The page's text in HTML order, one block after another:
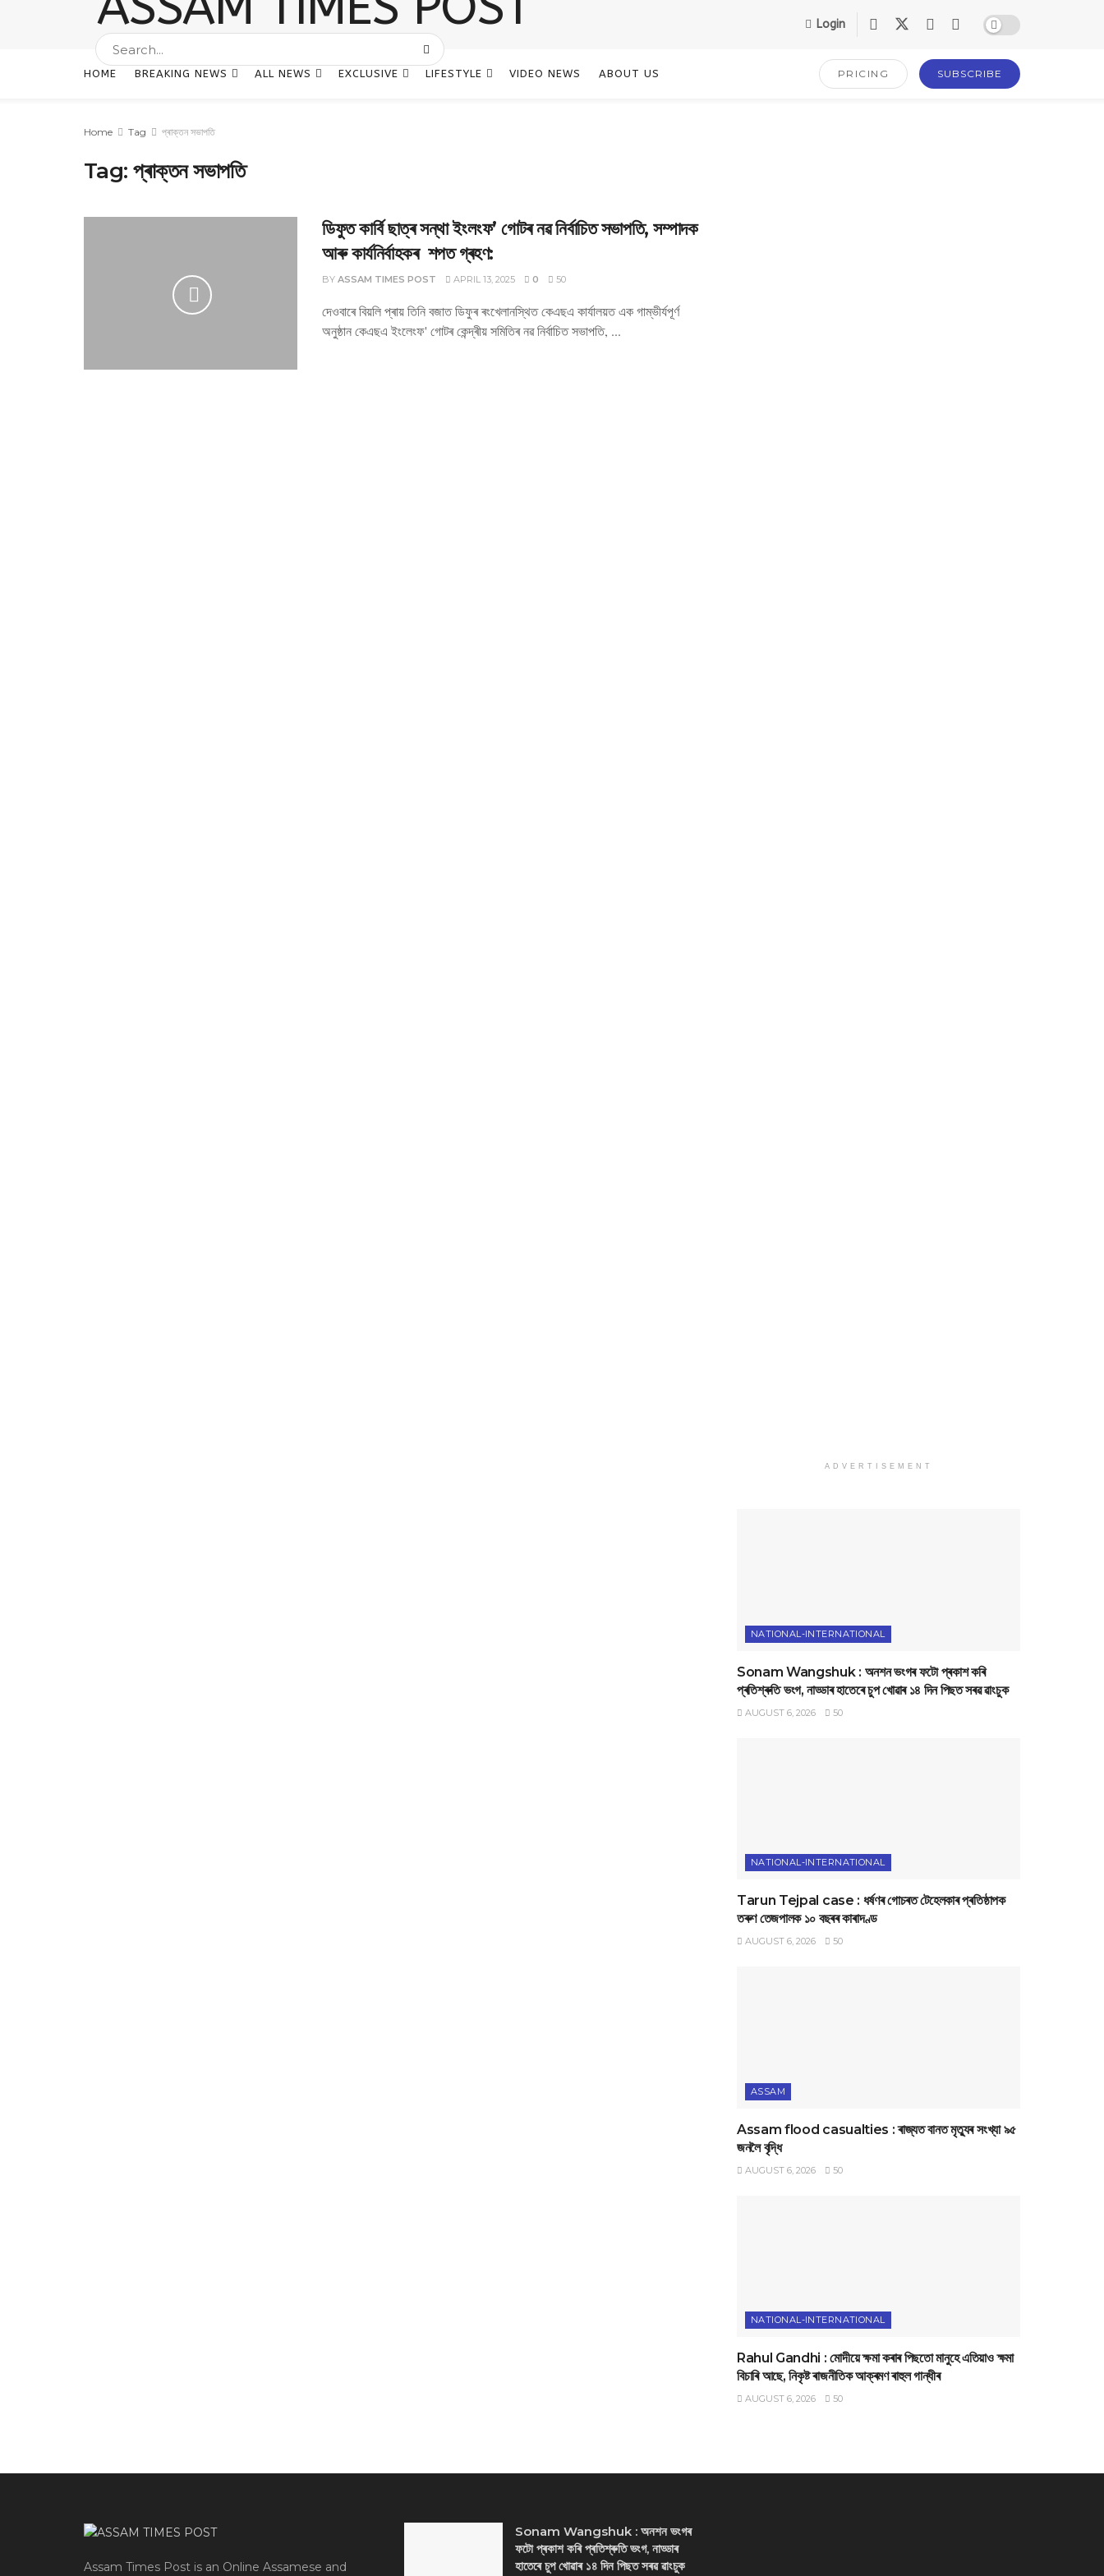
Login
HOME BREAKING NEWS ALL NEWS EXCLUSIVE LIFESTYLE VIDEO NEWS ABOUT US PRICING SUBSCRIBE
Home Tag প্ৰাক্তন সভাপতি
Tag:প্ৰাক্তন সভাপতি
ডিফুত কাৰ্বি ছাত্ৰ সন্থা ইংলংফ’ গোটৰ নৱ নিৰ্বাচিত সভাপতি, সম্পাদক
আৰু কাৰ্যনিৰ্বাহকৰ শপত গ্ৰহণ:
BY ASSAM TIMES POST APRIL 13, 2025 0 50
দেওবাৰে বিয়লি প্ৰায় তিনি বজাত ডিফুৰ ৰংখেলানস্থিত কেএছএ কাৰ্যালয়ত এক গাম্ভীৰ্যপূৰ্ণ
অনুষ্ঠান কেএছএ ইংলেংফ' গোটৰ কেন্দ্ৰীয় সমিতিৰ নৱ নিৰ্বাচিত সভাপতি, ...
ADVERTISEMENT
NATIONAL-INTERNATIONAL
Sonam Wangshuk : অনশন ভংগৰ ফটো প্ৰকাশ কৰি
প্ৰতিশ্ৰুতি ভংগ, নাড্ডাৰ হাতেৰে চুপ খোৱাৰ ১৪ দিন পিছত সৰৱ ৱাংচুক
AUGUST 6, 2026 50
NATIONAL-INTERNATIONAL
Tarun Tejpal case : ধৰ্ষণৰ গোচৰত টেহেলকাৰ প্ৰতিষ্ঠাপক
তৰুণ তেজপালক ১০ বছৰৰ কাৰাদণ্ড
AUGUST 6, 2026 50
ASSAM
Assam flood casualties : ৰাজ্যত বানত মৃত্যুৰ সংখ্যা ৯৫
জনলৈ বৃদ্ধি
AUGUST 6, 2026 50
NATIONAL-INTERNATIONAL
Rahul Gandhi : মোদীয়ে ক্ষমা কৰাৰ পিছতো মানুহে এতিয়াও ক্ষমা
বিচাৰি আছে, নিকৃষ্ট ৰাজনীতিক আক্ৰমণ ৰাহুল গান্ধীৰ
AUGUST 6, 2026 50
Assam Times Post is an Online Assamese and
Sonam Wangshuk : অনশন ভংগৰ
ফটো প্ৰকাশ কৰি প্ৰতিশ্ৰুতি ভংগ, নাড্ডাৰ
হাতেৰে চুপ খোৱাৰ ১৪ দিন পিছত সৰৱ ৱাংচুক